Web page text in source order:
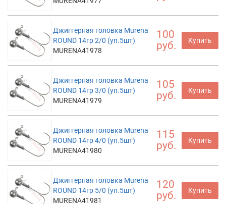
Джиггерная головка Murena
ROUND 14гр 2/0 (уп.5шт)
MURENA41978
100
руб.
Купить
Джиггерная головка Murena
ROUND 14гр 3/0 (уп.5шт)
MURENA41979
105
руб.
Купить
Джиггерная головка Murena
ROUND 14гр 4/0 (уп.5шт)
MURENA41980
115
руб.
Купить
Джиггерная головка Murena
ROUND 14гр 5/0 (уп.5шт)
MURENA41981
120
руб.
Купить